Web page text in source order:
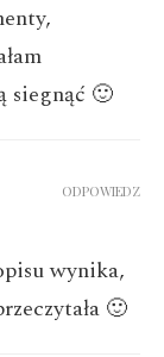
siegnąć 🙂
wynika,
🙂
ODPOWIEDZ